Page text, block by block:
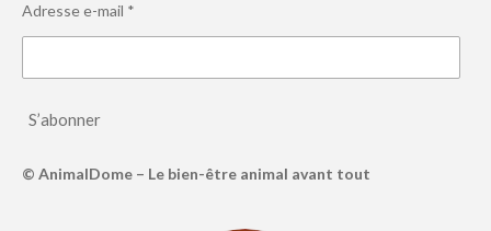
Adresse e-mail *
S’abonner
© AnimalDome – Le bien-être animal avant tout